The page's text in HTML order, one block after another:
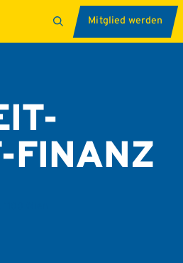
Mitglied werden
FINANZ